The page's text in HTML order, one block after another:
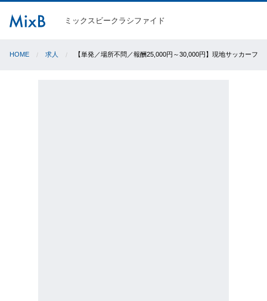
ミックスビークラシファイド
HOME 求人 【単発／場所不問／報酬25,000円～30,000円】現地サッカーフ